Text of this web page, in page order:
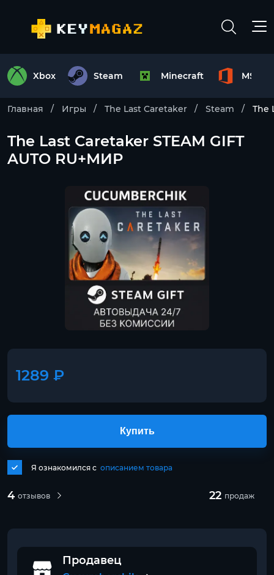
Xbox Steam Minecraft MS
Главная Игры The Last Caretaker Steam The
The Last Caretaker STEAM GIFT
AUTO RU+МИР
1289 ₽
4 отзывов 22 продаж
Я ознакомился с описанием товара
Купить
Продавец